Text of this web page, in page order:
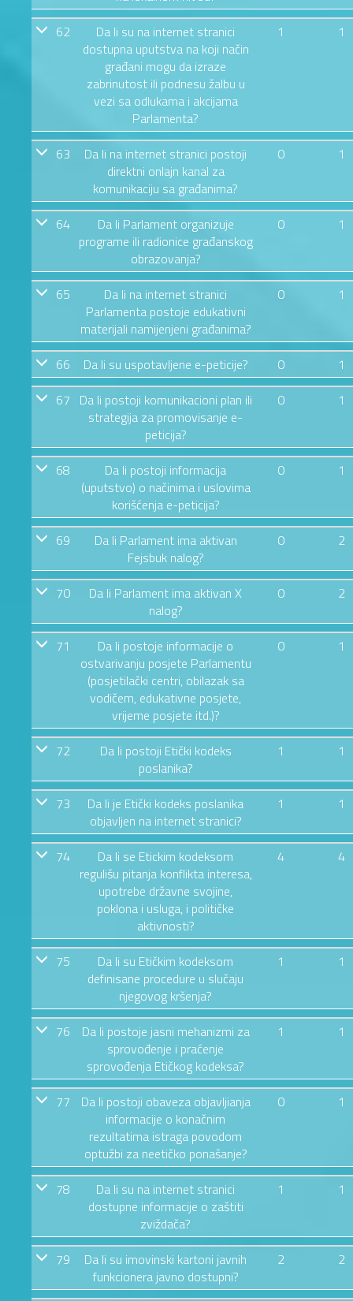
62
Da li su na internet stranici
dostupna uputstva na koji način
građani mogu da izraze
zabrinutost ili podnesu žalbu u
vezi sa odlukama i akcijama
Parlamenta?
1 1
63
Da li na internet stranici postoji
direktni onlajn kanal za
komunikaciju sa građanima?
0 1
64
Da li Parlament organizuje
programe ili radionice građanskog
obrazovanja?
0 1
65
Da li na internet stranici
Parlamenta postoje edukativni
materijali namijenjeni građanima?
0 1
66 Da li su uspotavljene e-peticije? 0
1
67 Da li postoji komunikacioni plan ili
strategija za promovisanje e-
peticija?
0 1
68
Da li postoji informacija
(uputstvo) o načinima i uslovima
korišćenja e-peticija?
0 1
69
Da li Parlament ima aktivan
Fejsbuk nalog?
0 2
70
Da li Parlament ima aktivan X
nalog?
0 2
71
Da li postoje informacije o
ostvarivanju posjete Parlamentu
(posjetilački centri, obilazak sa
vodičem, edukativne posjete,
vrijeme posjete itd.)?
0 1
72
Da li postoji Etički kodeks
poslanika?
1 1
73
Da li je Etički kodeks poslanika
objavljen na internet stranici?
1 1
74
Da li se Etickim kodeksom
regulišu pitanja konflikta interesa,
upotrebe državne svojine,
poklona i usluga, i političke
aktivnosti?
4 4
75
Da li su Etičkim kodeksom
definisane procedure u slučaju
njegovog kršenja?
1 1
76
Da li postoje jasni mehanizmi za
sprovođenje i praćenje
sprovođenja Etičkog kodeksa?
1 1
77
Da li postoji obaveza objavljianja
informacije o konačnim
rezultatima istraga povodom
optužbi za neetičko ponašanje?
0 1
78
Da li su na internet stranici
dostupne informacije o zaštiti
zviždača?
1 1
79
Da li su imovinski kartoni javnih
funkcionera javno dostupni?
2 2